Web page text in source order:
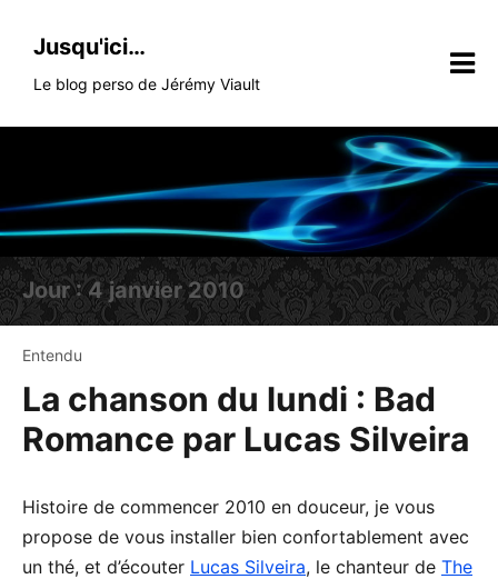
Jusqu'ici…
Le blog perso de Jérémy Viault
Jour :4 janvier 2010
Entendu
La chanson du lundi : Bad
Romance par Lucas Silveira
Histoire de commencer 2010 en douceur, je vous
propose de vous installer bien confortablement avec
un thé, et d’écouter Lucas Silveira, le chanteur de The